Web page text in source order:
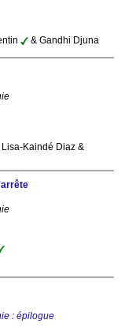
& Gandhi Djuna
Lisa-Kaindé Diaz &
: épilogue